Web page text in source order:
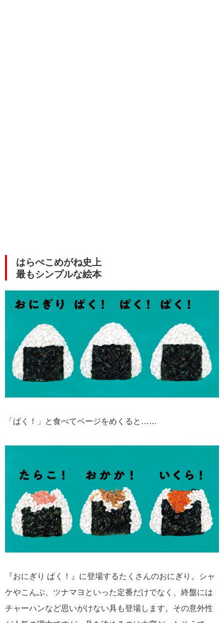
はらぺこめがね史上
最もシンプルな絵本
「ぱく！」と食べてページをめくると……
『おにぎり ぱく！』に登場するたくさんのおにぎり。シャ
ケやこんぶ、ツナマヨといった定番だけでなく、終盤には
チャーハンなど思いがけない具も登場します。その意外性